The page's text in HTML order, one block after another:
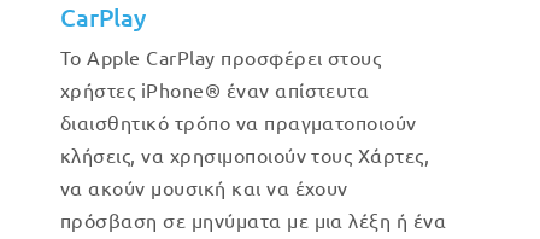
CarPlay
Το Apple CarPlay προσφέρει στους
χρήστες iPhone® έναν απίστευτα
διαισθητικό τρόπο να πραγματοποιούν
κλήσεις, να χρησιμοποιούν τους Χάρτες,
να ακούν μουσική και να έχουν
πρόσβαση σε μηνύματα με μια λέξη ή ένα